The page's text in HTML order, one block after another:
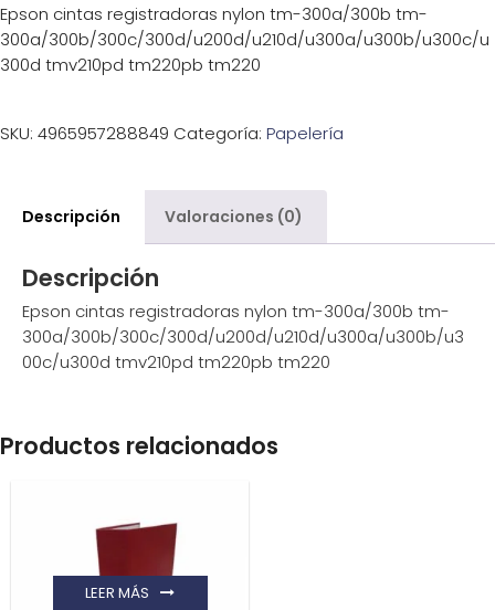
Epson cintas registradoras nylon tm-300a/300b tm-
300a/300b/300c/300d/u200d/u210d/u300a/u300b/u300c/u
300d tmv210pd tm220pb tm220
SKU: 4965957288849 Categoría: Papelería
Descripción Valoraciones (0)
Descripción
Epson cintas registradoras nylon tm-300a/300b tm-
300a/300b/300c/300d/u200d/u210d/u300a/u300b/u3
00c/u300d tmv210pd tm220pb tm220
Productos relacionados
LEER MÁS